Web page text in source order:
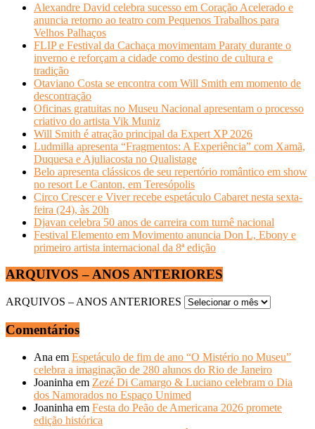
Alexandre David celebra sucesso em Coração Acelerado e
anuncia retorno ao teatro com Pequenos Trabalhos para
Velhos Palhaços
FLIP e Festival da Cachaça movimentam Paraty durante o
inverno e reforçam a cidade como destino de cultura e
tradição
Otaviano Costa se encontra com Will Smith em momento de
descontração
Oficinas gratuitas no Museu Nacional apresentam o processo
criativo do artista Vik Muniz
Will Smith é atração principal da Expert XP 2026
Ludmilla apresenta “Fragmentos: A Experiência” com Xamã,
Duquesa e Ajuliacosta no Qualistage
Belo apresenta clássicos de seu repertório romântico em show
no resort Le Canton, em Teresópolis
Circo Crescer e Viver recebe espetáculo Cabaret nesta sexta-
feira (24), às 20h
Djavan celebra 50 anos de carreira com turnê nacional
Festival Elemento em Movimento anuncia Don L, Ebony e
primeiro artista internacional da 8ª edição
ARQUIVOS – ANOS ANTERIORES
ARQUIVOS – ANOS ANTERIORES
Comentários
Ana em Espetáculo de fim de ano “O Mistério no Museu”
celebra a imaginação de 280 alunos do Rio de Janeiro
Joaninha em Zezé Di Camargo & Luciano celebram o Dia
dos Namorados no Espaço Unimed
Joaninha em Festa do Peão de Americana 2026 promete
edição histórica